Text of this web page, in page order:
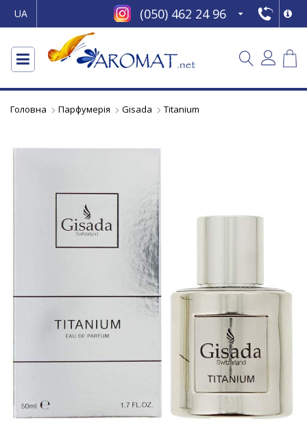
UA (050) 462 24 96
Головна Парфумерія Gisada Titanium